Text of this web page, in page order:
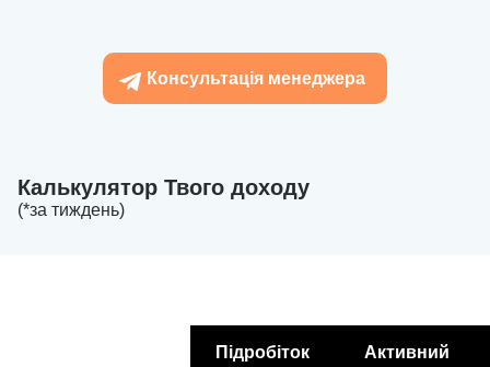
Консультація менеджера
Калькулятор Твого доходу
(*за тиждень)
Підробіток Активний